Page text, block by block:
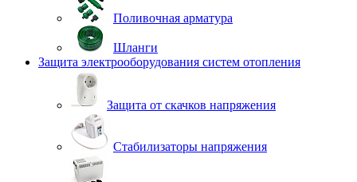
Поливочная арматура
Шланги
Защита электрооборудования систем отопления
Защита от скачков напряжения
Стабилизаторы напряжения